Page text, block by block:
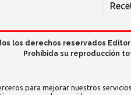
los derechos reservados
Prohibida su reproducción
para mejorar nuestros